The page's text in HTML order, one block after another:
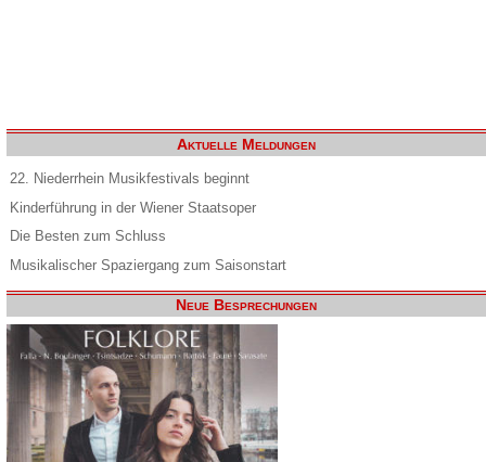
Aktuelle Meldungen
22. Niederrhein Musikfestivals beginnt
Kinderführung in der Wiener Staatsoper
Die Besten zum Schluss
Musikalischer Spaziergang zum Saisonstart
Neue Besprechungen